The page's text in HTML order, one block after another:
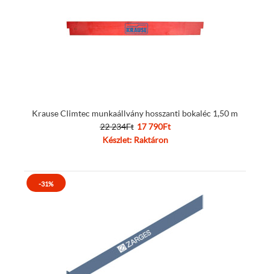
Krause Climtec munkaállvány hosszanti bokaléc 1,50 m
22 234Ft 17 790Ft
Készlet: Raktáron
-31%